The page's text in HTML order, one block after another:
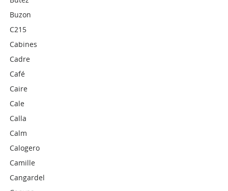
Buzon
C215
Cabines
Cadre
Café
Caire
Cale
Calla
Calm
Calogero
Camille
Cangardel